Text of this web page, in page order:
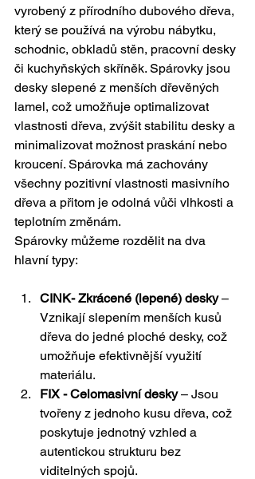
vyrobený z přírodního dubového dřeva,
který se používá na výrobu nábytku,
schodnic, obkladů stěn, pracovní desky
či kuchyňských skříněk. Spárovky jsou
desky slepené z menších dřevěných
lamel, což umožňuje optimalizovat
vlastnosti dřeva, zvýšit stabilitu desky a
minimalizovat možnost praskání nebo
kroucení. Spárovka má zachovány
všechny pozitivní vlastnosti masivního
dřeva a přitom je odolná vůči vlhkosti a
teplotním změnám.
Spárovky můžeme rozdělit na dva
hlavní typy:
CINK- Zkrácené (lepené) desky –
Vznikají slepením menších kusů
dřeva do jedné ploché desky, což
umožňuje efektivnější využití
materiálu.
FIX - Celomasivní desky – Jsou
tvořeny z jednoho kusu dřeva, což
poskytuje jednotný vzhled a
autentickou strukturu bez
viditelných spojů.